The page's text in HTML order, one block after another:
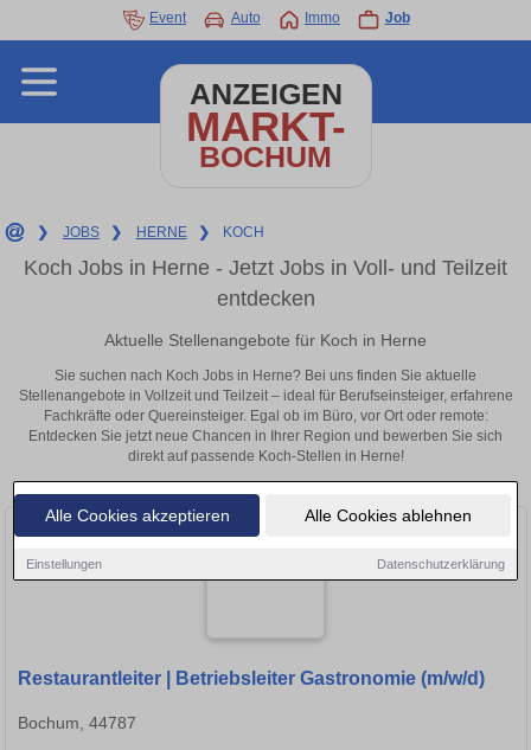
Alle Cookies akzeptieren Alle Cookies ablehnen
Einstellungen Datenschutzerklärung
Event Auto Immo Job
ANZEIGEN
MARKT-
BOCHUM
❯ JOBS ❯ HERNE ❯ KOCH
Koch Jobs in Herne - Jetzt Jobs in Voll- und Teilzeit
entdecken
Aktuelle Stellenangebote für Koch in Herne
Sie suchen nach Koch Jobs in Herne? Bei uns finden Sie aktuelle
Stellenangebote in Vollzeit und Teilzeit – ideal für Berufseinsteiger, erfahrene
Fachkräfte oder Quereinsteiger. Egal ob im Büro, vor Ort oder remote:
Entdecken Sie jetzt neue Chancen in Ihrer Region und bewerben Sie sich
direkt auf passende Koch-Stellen in Herne!
Restaurantleiter | Betriebsleiter Gastronomie (m/w/d)
Bochum, 44787